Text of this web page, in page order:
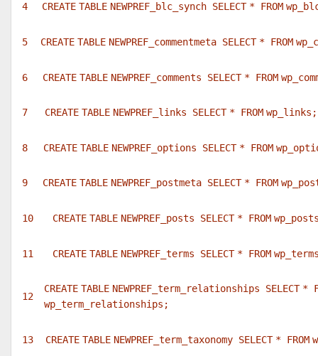
4 CREATE TABLE NEWPREF_blc_synch SELECT * FROM
5 CREATE TABLE NEWPREF_commentmeta SELECT * FROM
6 CREATE TABLE NEWPREF_comments SELECT * FROM
7 CREATE TABLE NEWPREF_links SELECT * FROM wp_links;
8 CREATE TABLE NEWPREF_options SELECT * FROM
9 CREATE TABLE NEWPREF_postmeta SELECT * FROM
10 CREATE TABLE NEWPREF_posts SELECT * FROM
11 CREATE TABLE NEWPREF_terms SELECT * FROM
12
CREATE TABLE NEWPREF_term_relationships SELECT *
wp_term_relationships;
13 CREATE TABLE NEWPREF_term_taxonomy SELECT * FROM